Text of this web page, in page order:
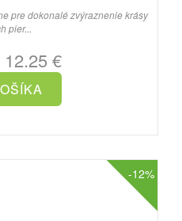
pre dokonalé zvýraznenie krásy
pier...
€
-12%